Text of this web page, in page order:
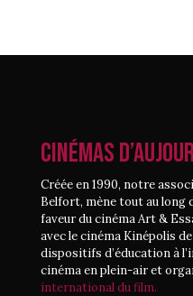
CINÉMAS
Créée en 1990, notre
Belfort, mène tout au long
faveur du cinéma Art &
avec le cinéma Kinépolis
dispositifs d’éducation à
cinéma en plein-air et
international du film.